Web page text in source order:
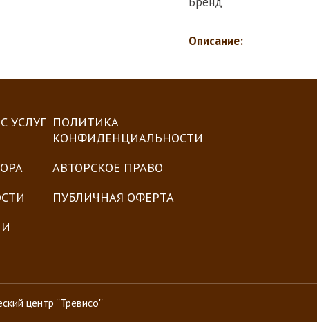
Описание:
УСЛУГ ПОЛИТИКА
КОНФИДЕНЦИАЛЬНОСТИ
АВТОРСКОЕ ПРАВО
ПУБЛИЧНАЯ ОФЕРТА
центр ''Тревисо''